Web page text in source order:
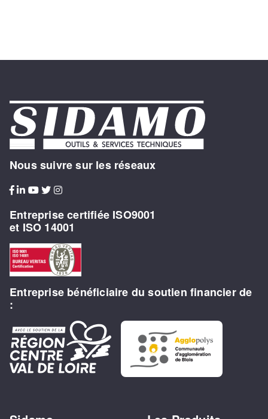
Nous suivre sur les réseaux
Entreprise certifiée ISO9001
et ISO 14001
Entreprise bénéficiaire du soutien financier de
: